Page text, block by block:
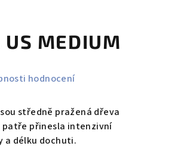
MEDIUM
hodnocení
středně pražená dřeva
patře přinesla intenzivní
a délku dochuti.